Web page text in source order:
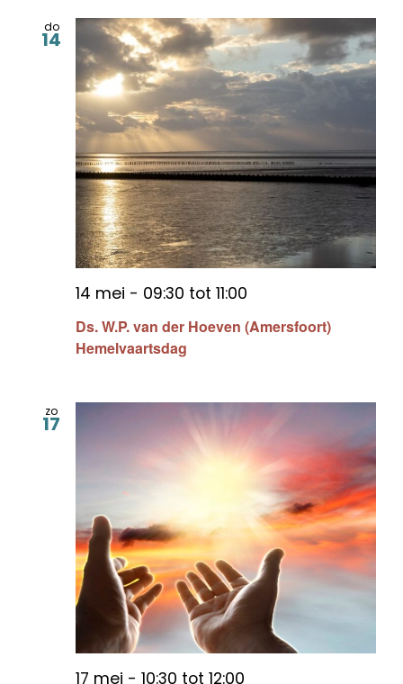
do
14
Ds. W.P. van der Hoeven (Amersfoort)
Hemelvaartsdag
14 mei - 09:30 tot 11:00
zo
17
17 mei - 10:30 tot 12:00